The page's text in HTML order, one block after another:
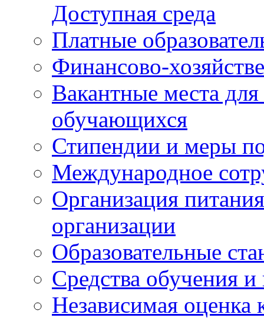
Доступная среда
Платные
Финансово-
Вакантные места
обучающихся
Стипендии и меры
Международное
Организация
организации
Образовательные
Средства обучения и
Независимая оценка